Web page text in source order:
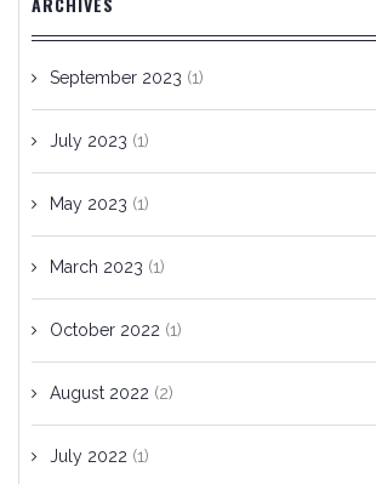
September 2023 (1)
July 2023 (1)
May 2023 (1)
March 2023 (1)
October 2022 (1)
August 2022 (2)
July 2022 (1)